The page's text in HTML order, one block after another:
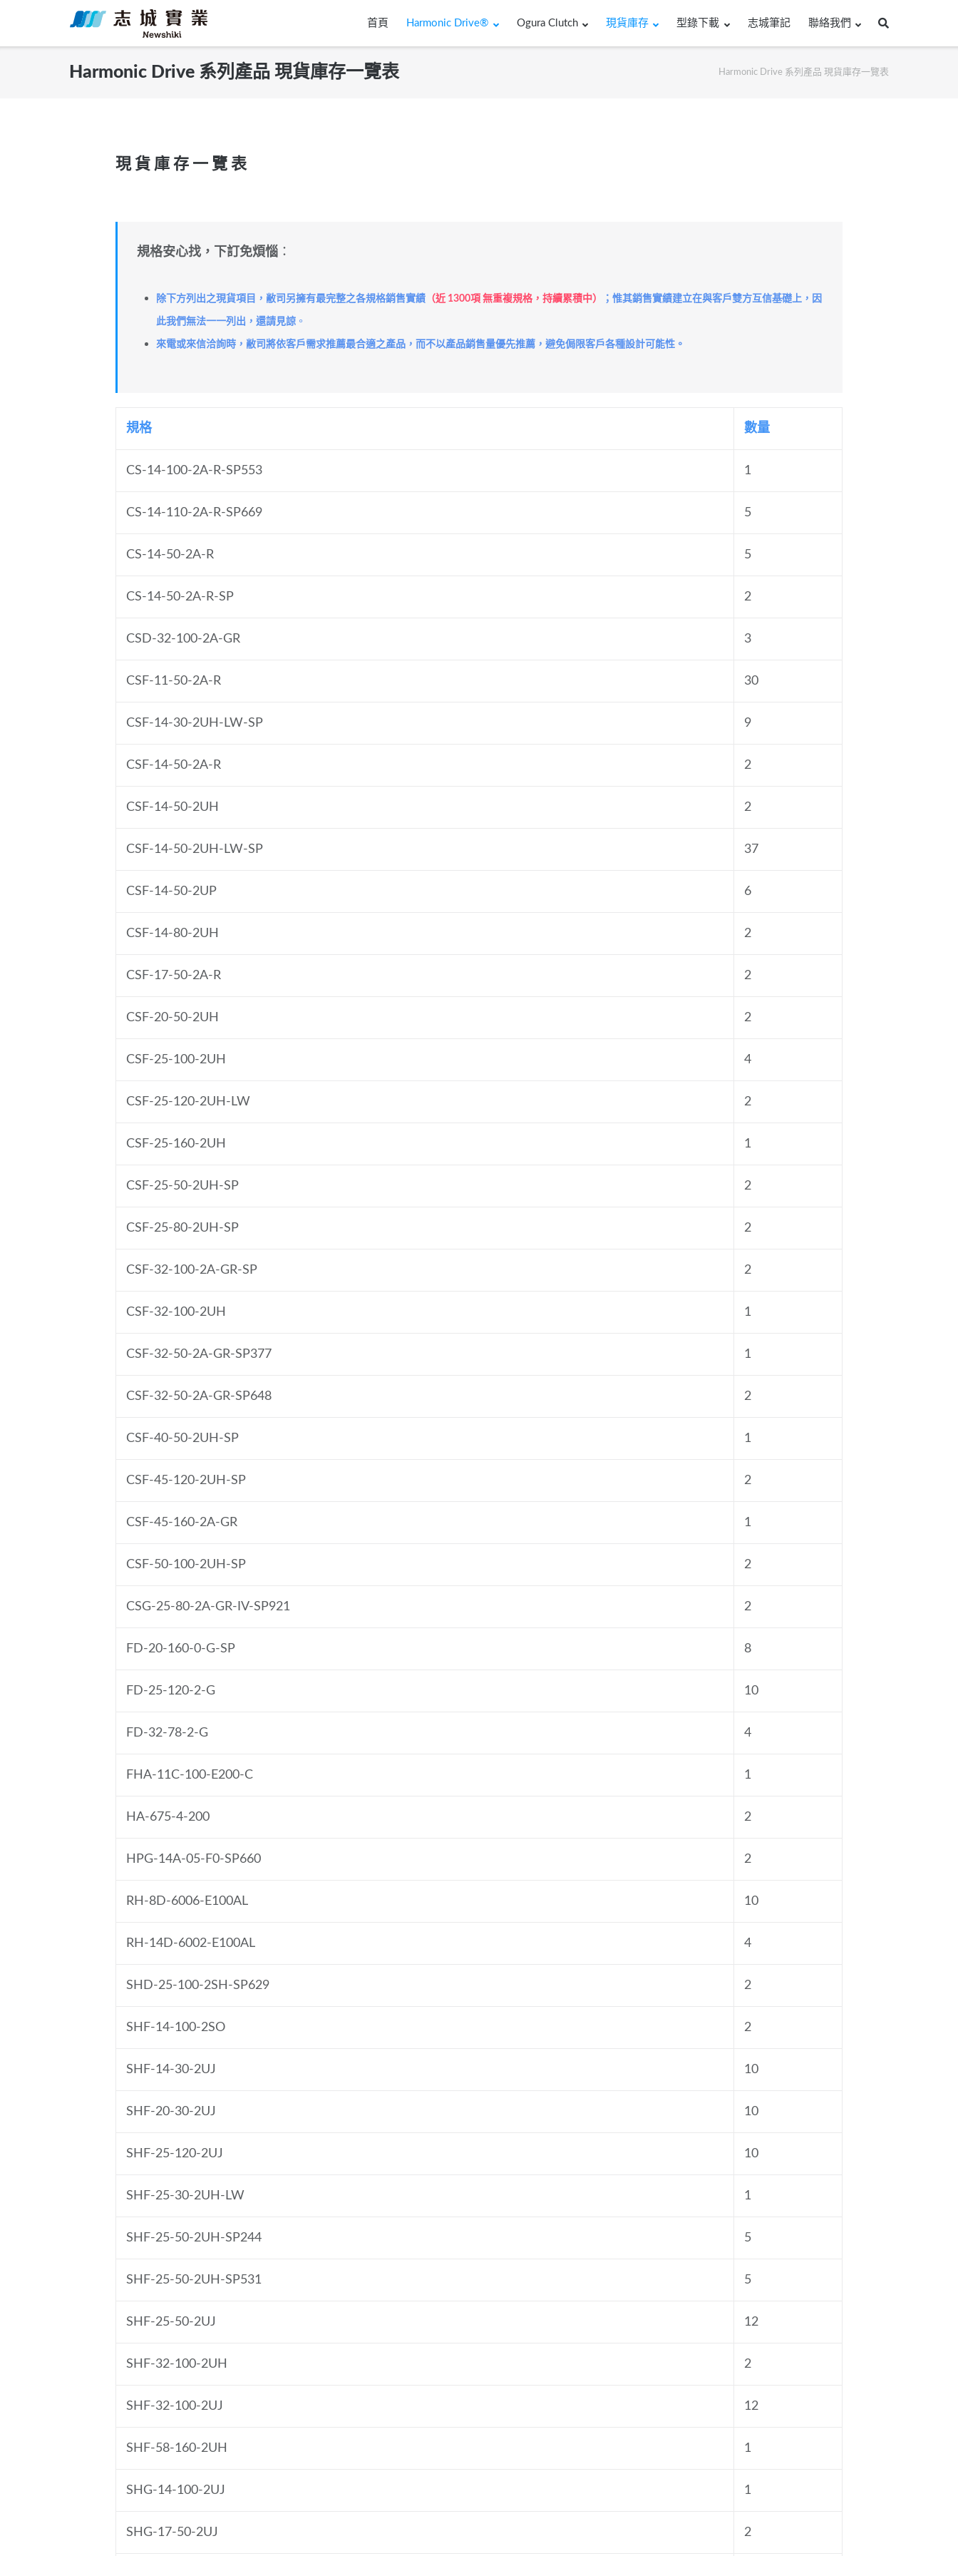
首頁 Harmonic Drive® Ogura Clutch 現貨庫存 型錄下載 志城筆記 聯絡我們
Harmonic Drive 系列產品 現貨庫存一覽表 Harmonic Drive 系列產品 現貨庫存一覽表
現 貨 庫 存 一 覽 表
規格安心找，下訂免煩惱：
除下方列出之現貨項目，敝司另擁有最完整之各規格銷售實績（近 1300項 無重複規格，持續累積中） ；惟其銷售實績建立在與客戶雙方互信基礎上，因
此我們無法一一列出，還請見諒。
來電或來信洽詢時，敝司將依客戶需求推薦最合適之產品，而不以產品銷售量優先推薦，避免侷限客戶各種設計可能性。
規格 數量
CS-14-100-2A-R-SP553 1
CS-14-110-2A-R-SP669 5
CS-14-50-2A-R 5
CS-14-50-2A-R-SP 2
CSD-32-100-2A-GR 3
CSF-11-50-2A-R 30
CSF-14-30-2UH-LW-SP 9
CSF-14-50-2A-R 2
CSF-14-50-2UH 2
CSF-14-50-2UH-LW-SP 37
CSF-14-50-2UP 6
CSF-14-80-2UH 2
CSF-17-50-2A-R 2
CSF-20-50-2UH 2
CSF-25-100-2UH 4
CSF-25-120-2UH-LW 2
CSF-25-160-2UH 1
CSF-25-50-2UH-SP 2
CSF-25-80-2UH-SP 2
CSF-32-100-2A-GR-SP 2
CSF-32-100-2UH 1
CSF-32-50-2A-GR-SP377 1
CSF-32-50-2A-GR-SP648 2
CSF-40-50-2UH-SP 1
CSF-45-120-2UH-SP 2
CSF-45-160-2A-GR 1
CSF-50-100-2UH-SP 2
CSG-25-80-2A-GR-IV-SP921 2
FD-20-160-0-G-SP 8
FD-25-120-2-G 10
FD-32-78-2-G 4
FHA-11C-100-E200-C 1
HA-675-4-200 2
HPG-14A-05-F0-SP660 2
RH-8D-6006-E100AL 10
RH-14D-6002-E100AL 4
SHD-25-100-2SH-SP629 2
SHF-14-100-2SO 2
SHF-14-30-2UJ 10
SHF-20-30-2UJ 10
SHF-25-120-2UJ 10
SHF-25-30-2UH-LW 1
SHF-25-50-2UH-SP244 5
SHF-25-50-2UH-SP531 5
SHF-25-50-2UJ 12
SHF-32-100-2UH 2
SHF-32-100-2UJ 12
SHF-58-160-2UH 1
SHG-14-100-2UJ 1
SHG-17-50-2UJ 2